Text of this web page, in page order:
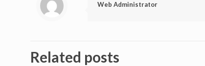
Web Administrator
Related posts